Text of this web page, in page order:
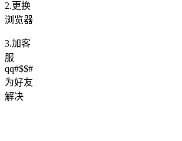
2.更换
浏览器
3.加客
服
qq#$$#
为好友
解决